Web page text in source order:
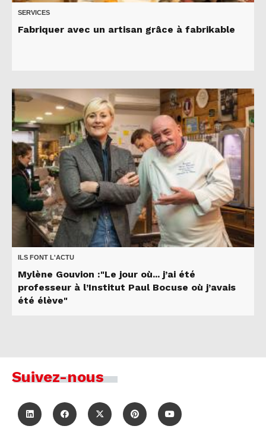
SERVICES
Fabriquer avec un artisan grâce à fabrikable
ILS FONT L'ACTU
Mylène Gouvion :"Le jour où... j’ai été
professeur à l’Institut Paul Bocuse où j’avais
été élève"
Suivez-nous